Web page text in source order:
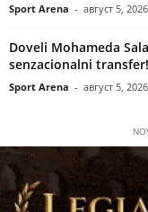
Sport Arena - август 5, 2026
Doveli Mohameda
senzacionalni transfer!
Sport Arena - август 5, 2026